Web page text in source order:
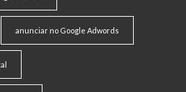
anunciar no Google Adwords